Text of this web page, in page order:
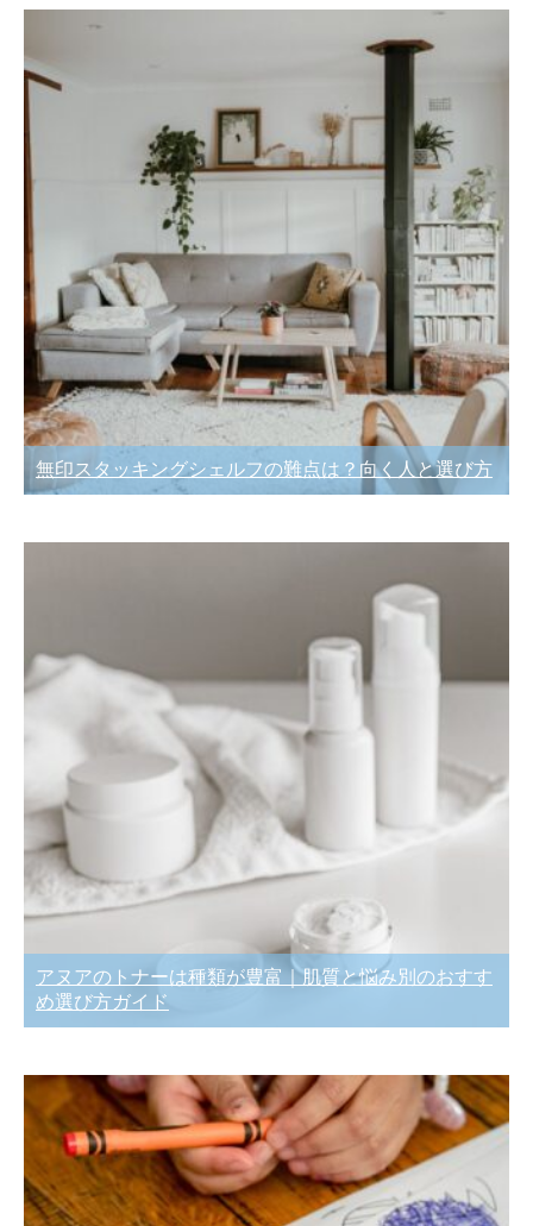
無印スタッキングシェルフの難点は？向く人と選び方
アヌアのトナーは種類が豊富｜肌質と悩み別のおすす
め選び方ガイド